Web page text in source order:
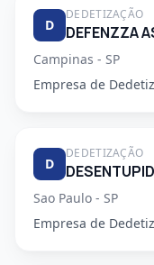
D
DEDETIZAÇÃO
Campinas - SP
Empresa de
D
DEDETIZAÇÃO
Sao Paulo - SP
Empresa de